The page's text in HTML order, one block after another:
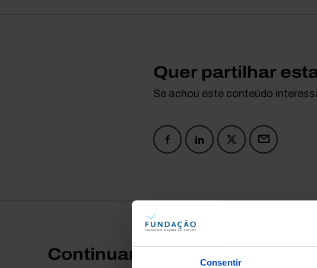
Consentir
Quer partilhar
Se achou este conteúdo
Continuar a pesquisar